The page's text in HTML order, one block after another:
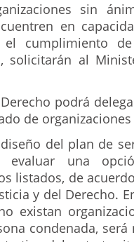
sin
en
el cumplimiento
solicitarán al
podrá
de
del plan de
evaluar una
listados, de
y del Derecho.
existan
condenada,